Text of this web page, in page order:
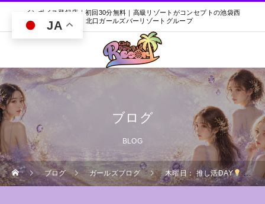
インボイス登録店｜初回30分無料｜高級リゾートがコンセプトの池袋西
口・北口ガールズバーリゾートグループ
ブログ
BLOG
ブログ ガールズブログ 木曜日： 推し活DAY 好きな推しを語りながら楽しみましょう！
JA